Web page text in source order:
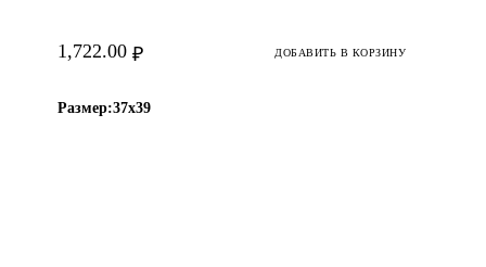
₽
1,722.00 ДОБАВИТЬ В КОРЗИНУ
Размер:37х39